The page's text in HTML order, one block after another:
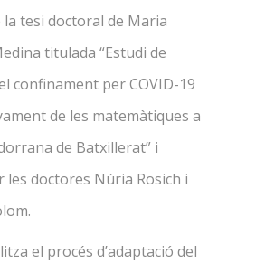
la tesi doctoral de Maria
titulada “Estudi de
confinament per COVID-19
de les matemàtiques a
de Batxillerat” i
les doctores Núria Rosich i
el procés d’adaptació del